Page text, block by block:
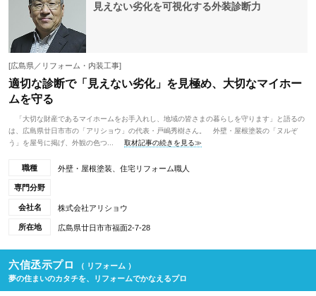
見えない劣化を可視化する外装診断力
[広島県／リフォーム・内装工事]
適切な診断で「見えない劣化」を見極め、大切なマイホー
ムを守る
「大切な財産であるマイホームをお手入れし、地域の皆さまの暮らしを守ります」と語るの
は、広島県廿日市市の「アリショウ」の代表・戸嶋秀樹さん。 外壁・屋根塗装の「ヌルぞ
う」を屋号に掲げ、外観の色つ...
取材記事の続きを見る≫
職種 外壁・屋根塗装、住宅リフォーム職人
専門分野
会社名 株式会社アリショウ
所在地 広島県廿日市市福面2-7-28
六信丞示プロ
（ リフォーム ）
夢の住まいのカタチを、リフォームでかなえるプロ